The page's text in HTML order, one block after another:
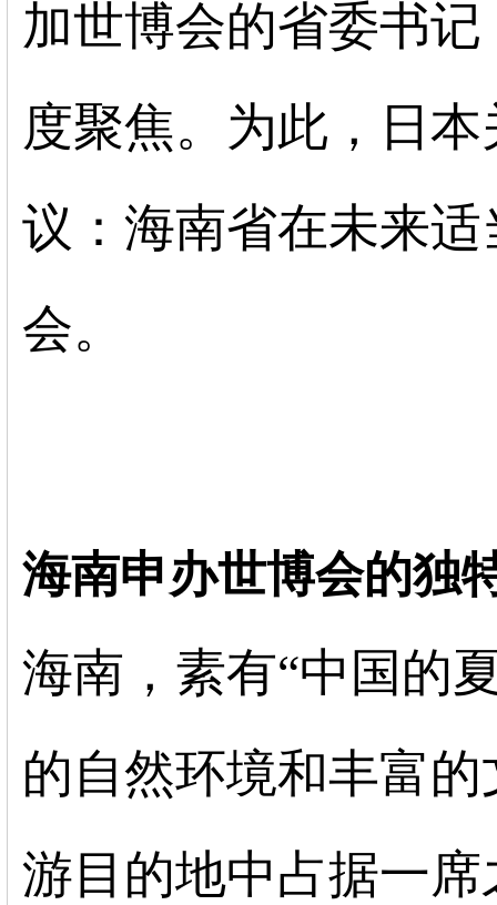
加世博会的省委书
度聚焦。为此，日
议：海南省在未来
会。
海南申办世博会的独
海南，素有“中国的
的自然环境和丰富
游目的地中占据一